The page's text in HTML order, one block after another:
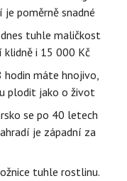
poměrně snadné
dnes tuhle maličkost
klidně i 15 000 Kč
máte hnojivo,
plodit jako o život
se po 40 letech
je západní za
tuhle rostlinu.